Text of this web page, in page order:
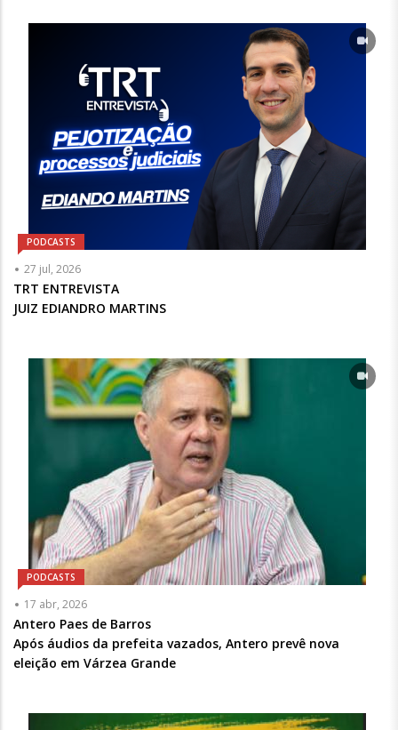
PODCASTS
27 jul, 2026
Articulista
ou
Chamada
TRT ENTREVISTA
JUIZ EDIANDRO MARTINS
PODCASTS
17 abr, 2026
Articulista
ou
Chamada
-
Antero Paes de Barros
Após áudios da prefeita vazados, Antero prevê nova
eleição em Várzea Grande